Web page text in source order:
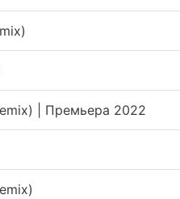
| Премьера 2022